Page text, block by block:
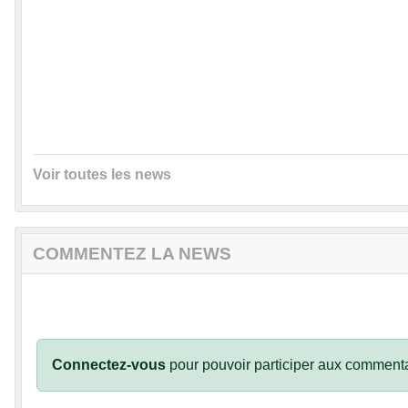
Voir toutes les news
COMMENTEZ LA NEWS
Connectez-vous pour pouvoir participer aux